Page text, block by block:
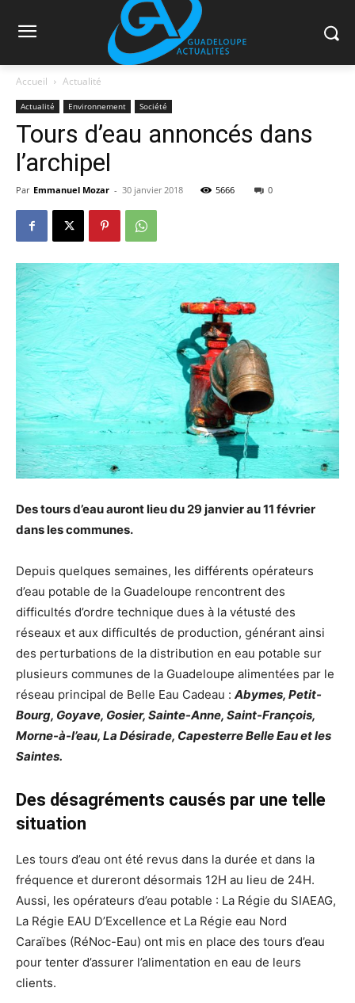
Accueil Actualité
Actualité Environnement Société
Tours d’eau annoncés dans
l’archipel
Par Emmanuel Mozar - 30 janvier 2018 5666 0
Des tours d’eau auront lieu du 29 janvier au 11 février
dans les communes.
Depuis quelques semaines, les différents opérateurs
d’eau potable de la Guadeloupe rencontrent des
difficultés d’ordre technique dues à la vétusté des
réseaux et aux difficultés de production, générant ainsi
des perturbations de la distribution en eau potable sur
plusieurs communes de la Guadeloupe alimentées par le
réseau principal de Belle Eau Cadeau : Abymes, Petit-
Bourg, Goyave, Gosier, Sainte-Anne, Saint-François,
Morne-à-l’eau, La Désirade, Capesterre Belle Eau et les
Saintes.
Des désagréments causés par une telle
situation
Les tours d’eau ont été revus dans la durée et dans la
fréquence et dureront désormais 12H au lieu de 24H.
Aussi, les opérateurs d’eau potable : La Régie du SIAEAG,
La Régie EAU D’Excellence et La Régie eau Nord
Caraïbes (RéNoc-Eau) ont mis en place des tours d’eau
pour tenter d’assurer l’alimentation en eau de leurs
clients.